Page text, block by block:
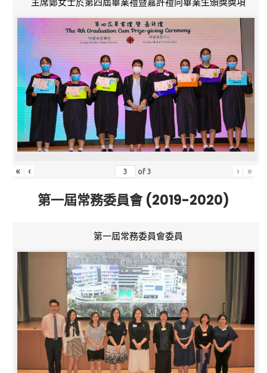
主席鄭女士於第四屆畢業禮暨嘉許禮向畢業生頒獎獎項
« ‹ of3 › »
第一屆常務委員會 (2019-2020)
第一屆常務委員會委員